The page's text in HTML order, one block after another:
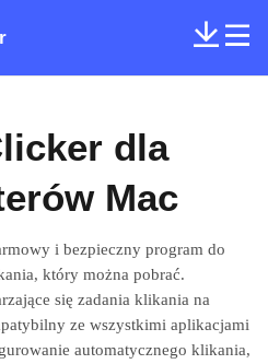
dla
Mac
i bezpieczny program do
który można pobrać.
się zadania klikania na
ze wszystkimi aplikacjami
automatycznego klikania,